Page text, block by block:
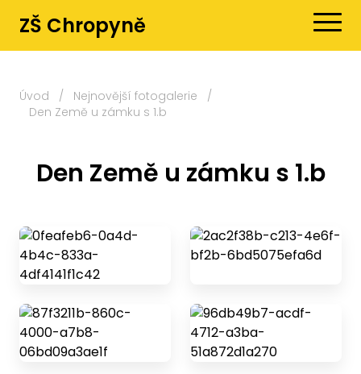
ZŠ Chropyně
Úvod / Nejnovější fotogalerie
/
Den Země u zámku s 1.b
Den Země u zámku s 1.b